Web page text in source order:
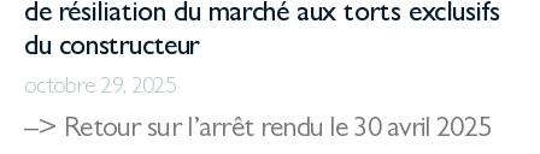
de résiliation du marché aux torts exclusifs
du constructeur
octobre 29, 2025
–> Retour sur l’arrêt rendu le 30 avril 2025